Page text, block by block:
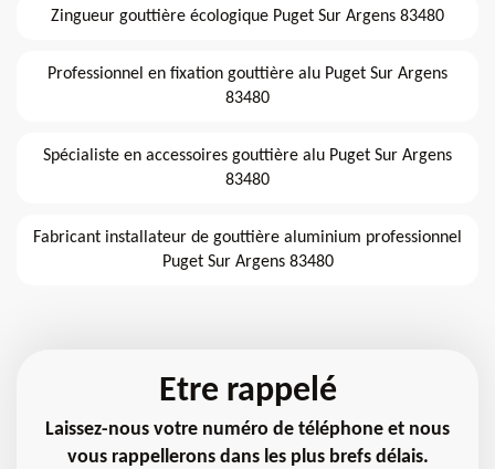
Zingueur gouttière écologique Puget Sur Argens 83480
Professionnel en fixation gouttière alu Puget Sur Argens
83480
Spécialiste en accessoires gouttière alu Puget Sur Argens
83480
Fabricant installateur de gouttière aluminium professionnel
Puget Sur Argens 83480
Etre rappelé
Laissez-nous votre numéro de téléphone et nous
vous rappellerons dans les plus brefs délais.